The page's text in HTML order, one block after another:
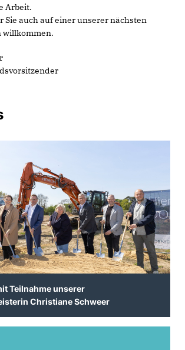
Arbeit.
Sie auch auf einer unserer nächsten
willkommen.
Teilnahme unserer
Christiane Schweer